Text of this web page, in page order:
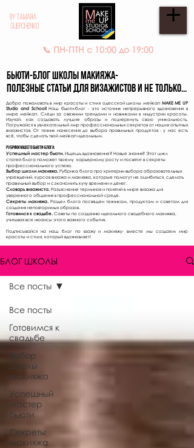
BY TAMARA
SLIEPCHENKO
📞 ПН-ПТН с 10:00 до 19:00
Бьюти-Блог школы макияжа-
полезные статьи для визажистов и не только...
Добро пожаловать в мир красоты и стиля одесской школы мейкап MAKE ME UP
Studio and School!Наш бьюти-блог - это источник непрерывного вдохновения в
мире мейкап. Следи за свежими трендами и новинками в индустрии красоты.
Изучай, как создавать лучшие образы и подчеркнуть свою уникальность.
Погружайся в увлекательный мир профессиональных секретов от наших опытных
визажистов. От техник нанесения до выбора правильных продуктов - у нас есть
всё, чтобы сделать твой мейкап идеальным.
Рубрики нашего бьюти-блога:
Успешный мастер бьюти. Ищешь вдохновение? Новые знания? Этот цикл
статей блога поможет твоему карьерному росту и посвятит в секреты
профессионального успеха.
Выбор школи макияжа. Рубрика блога про критерии выбора образовательных
учреждений, курсов визажа и макияжа, которые помогут не ошибиться, сделать
правильный выбор и сэкономить кучу времени и денег.
Словарь визажиста. Разъяснение терминов и понятий в мире визажа для
уверенного общения в профессиональной среде.
Секреты макияжа. Раздел блога посвящен техникам, продуктам и советам для
создания неповторимых образов.
Готовимся к свадьбе. Советы по созданию идеального свадебного макияжа,
учитывая все нюансы этого важного события.
Подписывайся на наш блог по взажу и макияжу- вместе мы создаем мир
красоты и стиля, который вдохновляет!
БЛОГ ШКОЛЫ
Все посты
Готовимся к
свадьбе
Выбор
школы
макияжа
Успешный
мастер
бьюти
Секреты
макияжа
Все посты